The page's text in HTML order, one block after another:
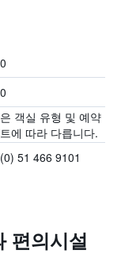
객실 유형 및 예약
에 따라 다릅니다.
51 466 9101
편의시설